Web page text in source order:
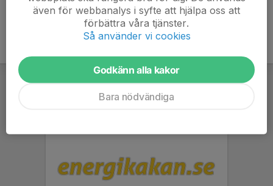
även för webbanalys i syfte att hjälpa oss att
förbättra våra tjänster.
Så använder vi cookies
Godkänn alla kakor
Bara nödvändiga